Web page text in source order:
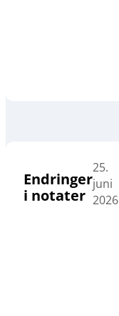
Endringer
i notater
25.
juni
2026